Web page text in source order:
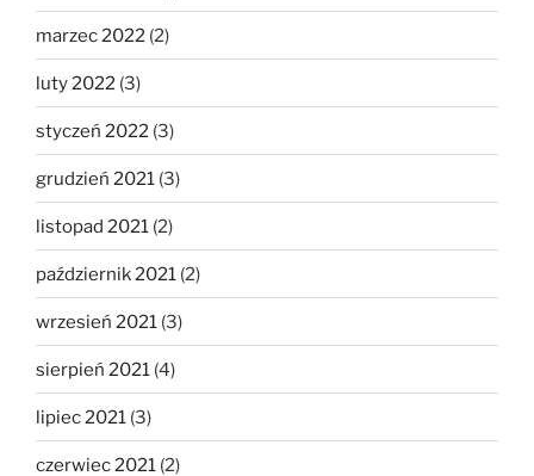
marzec 2022 (2)
luty 2022 (3)
styczeń 2022 (3)
grudzień 2021 (3)
listopad 2021 (2)
październik 2021 (2)
wrzesień 2021 (3)
sierpień 2021 (4)
lipiec 2021 (3)
czerwiec 2021 (2)